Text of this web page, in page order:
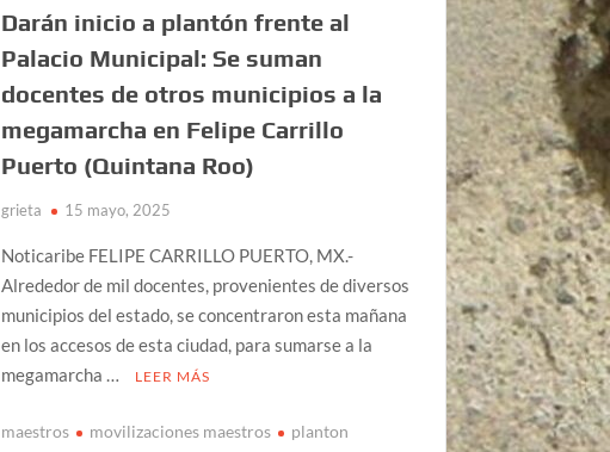
Darán inicio a plantón frente al
Palacio Municipal: Se suman
docentes de otros municipios a la
megamarcha en Felipe Carrillo
Puerto (Quintana Roo)
grieta 15 mayo, 2025
Noticaribe FELIPE CARRILLO PUERTO, MX.-
Alrededor de mil docentes, provenientes de diversos
municipios del estado, se concentraron esta mañana
en los accesos de esta ciudad, para sumarse a la
megamarcha …
LEER MÁS
maestros movilizaciones maestros planton